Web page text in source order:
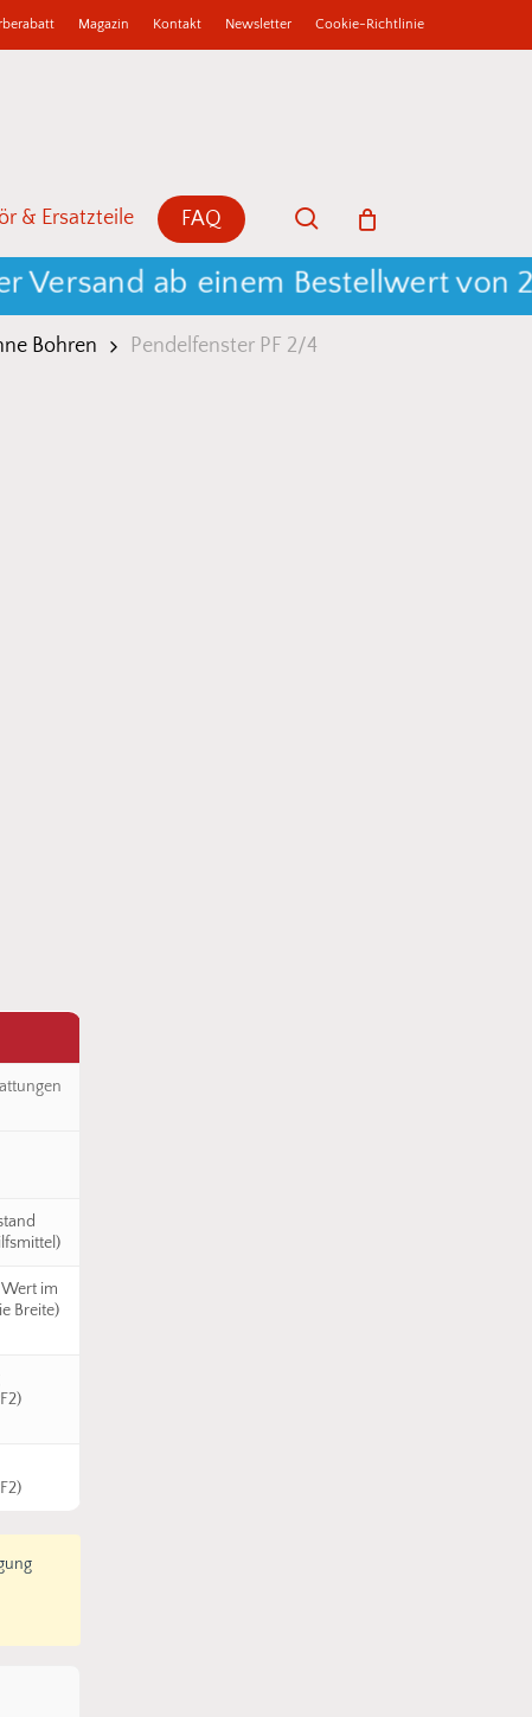
Magazin Kontakt Newsletter Cookie-Richtlinie
& Ersatzteile FAQ search
Close
ab einem Bestellwert von 250
Bohren Pendelfenster PF 2/4
im
Breite)